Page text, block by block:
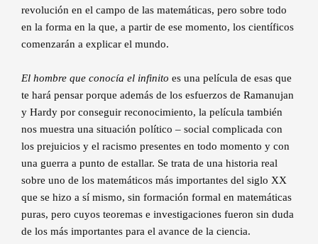
revolución en el campo de las matemáticas, pero sobre todo
en la forma en la que, a partir de ese momento, los científicos
comenzarán a explicar el mundo.
El hombre que conocía el infinito es una película de esas que
te hará pensar porque además de los esfuerzos de Ramanujan
y Hardy por conseguir reconocimiento, la película también
nos muestra una situación político – social complicada con
los prejuicios y el racismo presentes en todo momento y con
una guerra a punto de estallar. Se trata de una historia real
sobre uno de los matemáticos más importantes del siglo XX
que se hizo a sí mismo, sin formación formal en matemáticas
puras, pero cuyos teoremas e investigaciones fueron sin duda
de los más importantes para el avance de la ciencia.